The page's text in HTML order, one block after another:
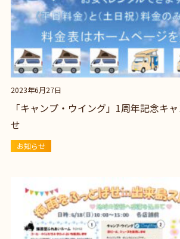
2023年6月27日
「キャンプ・ウイング」1周年記念キ
せ
お知らせ